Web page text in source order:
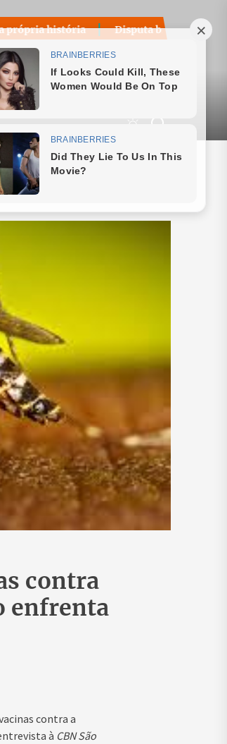
Disputa bilionária sobre royalties do
diz secretário
contra
enfrenta
contra a
à CBN São